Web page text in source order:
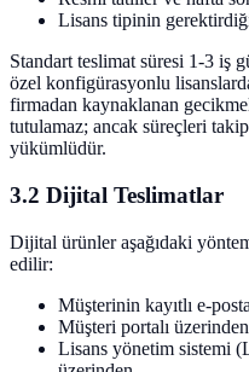
Lisans tipinin
Standart teslimat süresi 1-3 iş
özel konfigürasyonlu
firmadan kaynaklanan
tutulamaz; ancak süreçleri
yükümlüdür.
3.2 Dijital Teslimatlar
Dijital ürünler aşağıdaki
edilir:
Müşterinin kayıtlı e-
Müşteri portalı üzerinden
Lisans yönetim sistemi